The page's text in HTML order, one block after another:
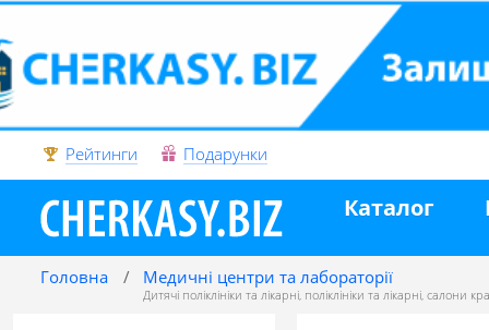
Рейтинги Подарунки
Каталог
Головна Медичні центри та лабораторії
Дитячі поліклініки та лікарні, поліклініки та лікарні, салони